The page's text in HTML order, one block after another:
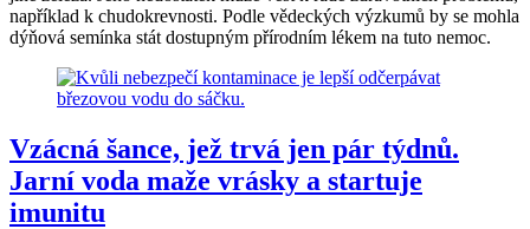
například k chudokrevnosti. Podle vědeckých výzkumů by se mohla
dýňová semínka stát dostupným přírodním lékem na tuto nemoc.
Vzácná šance, jež trvá jen pár týdnů.
Jarní voda maže vrásky a startuje
imunitu